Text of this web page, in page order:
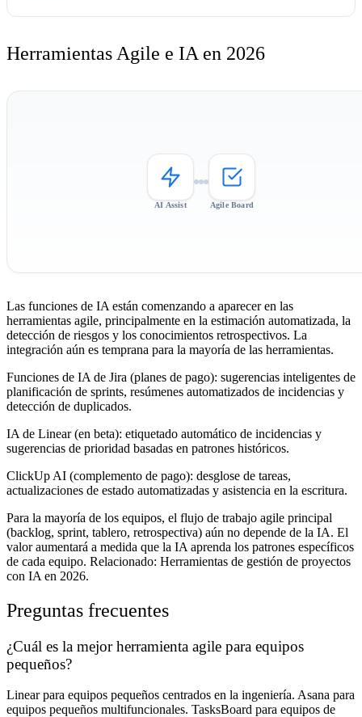
Herramientas Agile e IA en 2026
AI Assist Agile Board
Las funciones de IA están comenzando a aparecer en las
herramientas agile, principalmente en la estimación automatizada, la
detección de riesgos y los conocimientos retrospectivos. La
integración aún es temprana para la mayoría de las herramientas.
Funciones de IA de Jira (planes de pago): sugerencias inteligentes de
planificación de sprints, resúmenes automatizados de incidencias y
detección de duplicados.
IA de Linear(en beta): etiquetado automático de incidencias y
sugerencias de prioridad basadas en patrones históricos.
ClickUp AI (complemento de pago): desglose de tareas,
actualizaciones de estado automatizadas y asistencia en la escritura.
Para la mayoría de los equipos, el flujo de trabajo agile principal
(backlog, sprint, tablero, retrospectiva) aún no depende de la IA. El
valor aumentará a medida que la IA aprenda los patrones específicos
de cada equipo. Relacionado: Herramientas de gestión de proyectos
con IA en 2026.
Preguntas frecuentes
¿Cuál es la mejor herramienta agile para equipos
pequeños?
Linear para equipos pequeños centrados en la ingeniería. Asana para
equipos pequeños multifuncionales. TasksBoard para equipos de